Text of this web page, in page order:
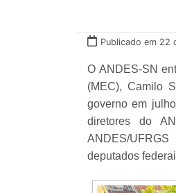
Publicado em 22
O ANDES-SN
(MEC), Camilo
governo em
diretores do
ANDES/
deputados